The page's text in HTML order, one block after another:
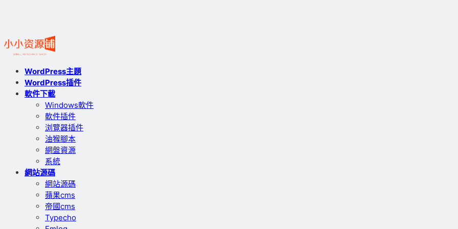
WordPress主題
WordPress插件
軟件下載
Windows軟件
軟件插件
浏覽器插件
油猴腳本
網盤資源
系統
網站源碼
網站源碼
蘋果cms
帝國cms
Typecho